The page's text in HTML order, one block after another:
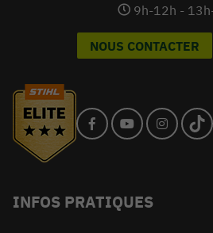
9h-12h -
NOUS CONTACTER
INFOS PRATIQUES